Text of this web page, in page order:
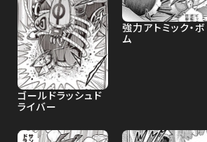
ゴールドラッシュド
ライバー
強力アトミック・ボ
ム